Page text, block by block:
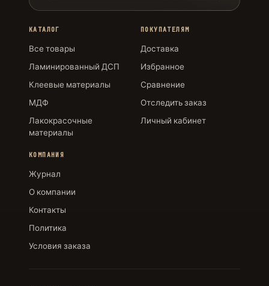
КАТАЛОГ
Все товары
Ламинированный ДСП
Клеевые материалы
МДФ
Лакокрасочные
материалы
ПОКУПАТЕЛЯМ
Доставка
Избранное
Сравнение
Отследить заказ
Личный кабинет
КОМПАНИЯ
Журнал
О компании
Контакты
Политика
Условия заказа